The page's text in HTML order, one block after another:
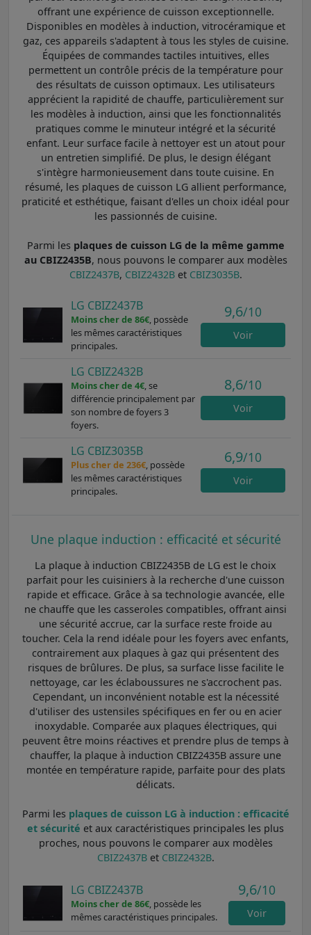
offrant une expérience de cuisson exceptionnelle.
Disponibles en modèles à induction, vitrocéramique et
gaz, ces appareils s'adaptent à tous les styles de cuisine.
Équipées de commandes tactiles intuitives, elles
permettent un contrôle précis de la température pour
des résultats de cuisson optimaux. Les utilisateurs
apprécient la rapidité de chauffe, particulièrement sur
les modèles à induction, ainsi que les fonctionnalités
pratiques comme le minuteur intégré et la sécurité
enfant. Leur surface facile à nettoyer est un atout pour
un entretien simplifié. De plus, le design élégant
s'intègre harmonieusement dans toute cuisine. En
résumé, les plaques de cuisson LG allient performance,
praticité et esthétique, faisant d'elles un choix idéal pour
les passionnés de cuisine.
Parmi les plaques de cuisson LG de la même gamme
au CBIZ2435B, nous pouvons le comparer aux modèles
CBIZ2437B, CBIZ2432Bet CBIZ3035B.
LG CBIZ2437B
Moins cher de 86€, possède
les mêmes caractéristiques
principales.
9,6/10
Voir
LG CBIZ2432B
Moins cher de 4€, se
différencie principalement par
son nombre de foyers 3
foyers.
8,6/10
Voir
LG CBIZ3035B
Plus cher de 236€, possède
les mêmes caractéristiques
principales.
6,9/10
Voir
Une plaque induction : efficacité et sécurité
La plaque à induction CBIZ2435B de LG est le choix
parfait pour les cuisiniers à la recherche d'une cuisson
rapide et efficace. Grâce à sa technologie avancée, elle
ne chauffe que les casseroles compatibles, offrant ainsi
une sécurité accrue, car la surface reste froide au
toucher. Cela la rend idéale pour les foyers avec enfants,
contrairement aux plaques à gaz qui présentent des
risques de brûlures. De plus, sa surface lisse facilite le
nettoyage, car les éclaboussures ne s'accrochent pas.
Cependant, un inconvénient notable est la nécessité
d'utiliser des ustensiles spécifiques en fer ou en acier
inoxydable. Comparée aux plaques électriques, qui
peuvent être moins réactives et prendre plus de temps à
chauffer, la plaque à induction CBIZ2435B assure une
montée en température rapide, parfaite pour des plats
délicats.
Parmi les plaques de cuisson LG à induction : efficacité
et sécurité et aux caractéristiques principales les plus
proches, nous pouvons le comparer aux modèles
CBIZ2437Bet CBIZ2432B.
LG CBIZ2437B
Moins cher de 86€, possède les
mêmes caractéristiques principales.
9,6/10
Voir